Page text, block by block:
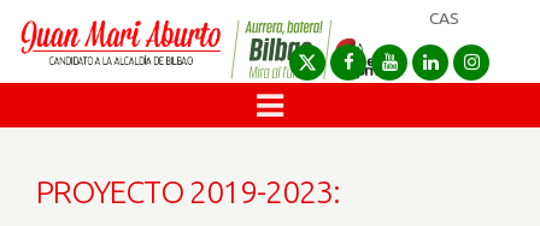
CAS
PROYECTO 2019-2023: